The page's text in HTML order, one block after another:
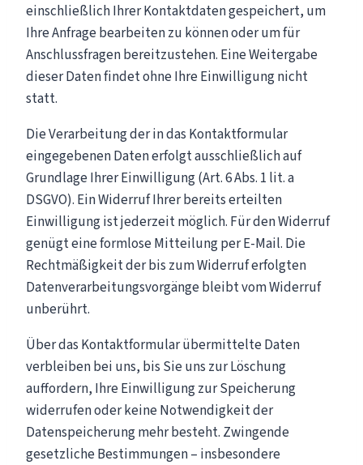
einschließlich Ihrer Kontaktdaten gespeichert, um
Ihre Anfrage bearbeiten zu können oder um für
Anschlussfragen bereitzustehen. Eine Weitergabe
dieser Daten findet ohne Ihre Einwilligung nicht
statt.
Die Verarbeitung der in das Kontaktformular
eingegebenen Daten erfolgt ausschließlich auf
Grundlage Ihrer Einwilligung (Art. 6 Abs. 1 lit. a
DSGVO). Ein Widerruf Ihrer bereits erteilten
Einwilligung ist jederzeit möglich. Für den Widerruf
genügt eine formlose Mitteilung per E-Mail. Die
Rechtmäßigkeit der bis zum Widerruf erfolgten
Datenverarbeitungsvorgänge bleibt vom Widerruf
unberührt.
Über das Kontaktformular übermittelte Daten
verbleiben bei uns, bis Sie uns zur Löschung
auffordern, Ihre Einwilligung zur Speicherung
widerrufen oder keine Notwendigkeit der
Datenspeicherung mehr besteht. Zwingende
gesetzliche Bestimmungen – insbesondere